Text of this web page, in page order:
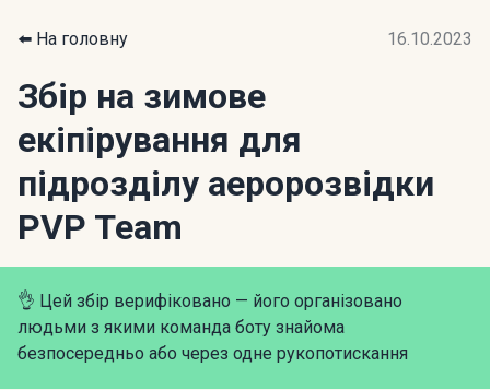
⬅️ На головну 16.10.2023
Збір на зимове
екіпірування для
підрозділу аеророзвідки
PVP Team
👌 Цей збір верифіковано — його організовано
людьми з якими команда боту знайома
безпосередньо або через одне рукопотискання